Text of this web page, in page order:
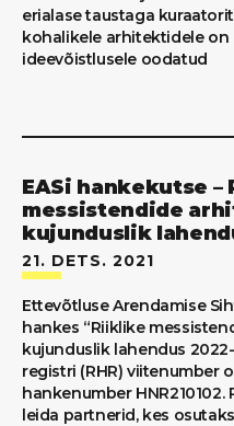
erialase taustaga
kohalikele arhitektidele on
ideevõistlusele oodatud
EASi hankekutse –
messistendide
kujunduslik
21. DETS. 2021
Ettevõtluse Arendamise
hankes “Riiklike
kujunduslik lahendus
registri (RHR) viitenumber
hankenumber
leida partnerid, kes